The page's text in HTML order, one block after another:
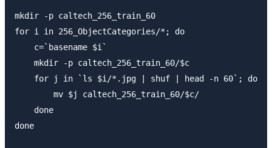
mkdir -p caltech_256_train_60
for i in 256_ObjectCategories/*; do
    c=`basename $i`
    mkdir -p caltech_256_train_60/$c
    for j in `ls $i/*.jpg | shuf | head -n 60`; do
        mv $j caltech_256_train_60/$c/
    done
done